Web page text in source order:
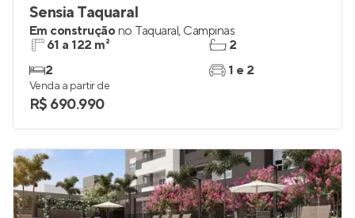
Sensia Taquaral
Em construçãono Taquaral, Campinas
61 a 122 m²
2
2
1 e 2
Venda a partir de
R$ 690.990